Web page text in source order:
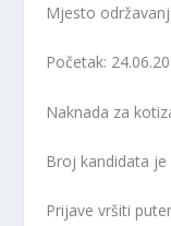
Mjesto
Početak:
Naknada za
Broj kandidata je
Prijave vršiti